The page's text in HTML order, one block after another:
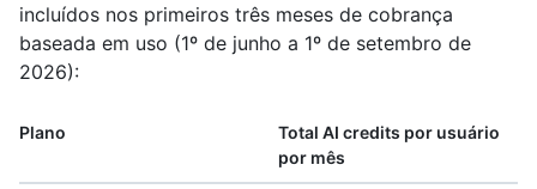
incluídos nos primeiros três meses de cobrança
baseada em uso (1º de junho a 1º de setembro de
2026):
Plano
Total AI credits por usuário
por mês